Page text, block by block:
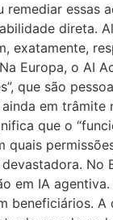
direta.
exatamente,
Europa, o AI
que são
em
que o
IA